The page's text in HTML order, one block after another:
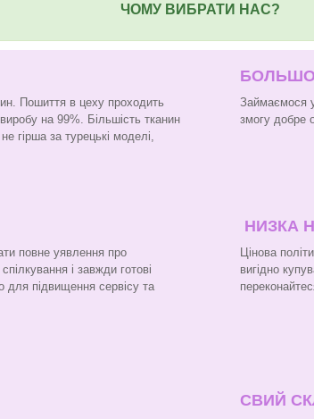
ЧОМУ ВИБРАТИ НАС?
Пошиття в цеху проходить
на 99%. Більшість тканин
гірша за турецькі моделі,
Займаємося
змогу добре
повне уявлення про
і завжди готові
для підвищення сервісу та
НИЗКА
Цінова
вигідно
СВИЙ